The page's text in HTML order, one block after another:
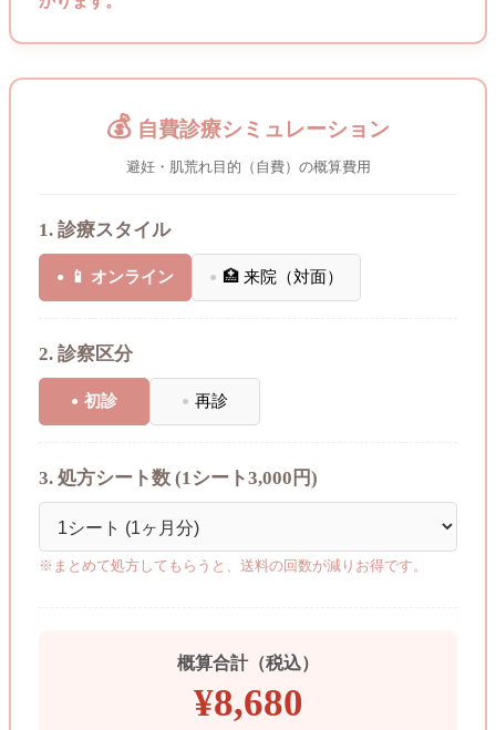
💰 自費診療シミュレーション
避妊・肌荒れ目的（自費）の概算費用
1. 診療スタイル
📱 オンライン 🏥 来院（対面）
2. 診察区分
初診 再診
3. 処方シート数 (1シート3,000円)
※まとめて処方してもらうと、送料の回数が減りお得です。
概算合計（税込）
¥8,680